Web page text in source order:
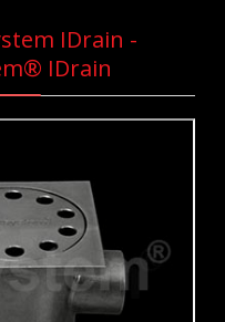
IDrain -
IDrain